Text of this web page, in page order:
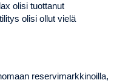
olisi tuottanut
olisi ollut vielä
reservimarkkinoilla,